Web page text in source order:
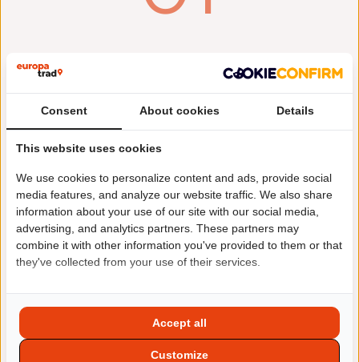
Einheitliche Übersetzungsqualität über die
Inhalte und die verschiedenen Medientypen
hinweg gewährleisten.
Wenn Sie mehrere Übersetzer beauftragen, ohne
auf dieKoordinationzwischen den Inhalts- oder
uneinheitliche Terminologie.
Ein Übersetzungsbüro wird diewichtigen Terme
Ihrer Inhalte immer auf die gleiche Weise
übersetzen.
Es gewährleistet so dieEinheitlichkeit zwischen
den verwendeten Termen und dem Duktus (Stil).
Übersetzungsspeicher sowie Übersetzungstools,
die zum Rückgrat Ihrer Übersetzungen werden.
Consent About cookies Details
This website uses cookies
We use cookies to personalize content and ads, provide social
media features, and analyze our website traffic. We also share
information about your use of our site with our social media,
advertising, and analytics partners. These partners may
combine it with other information you've provided to them or that
they've collected from your use of their services.
Customize
Accept all